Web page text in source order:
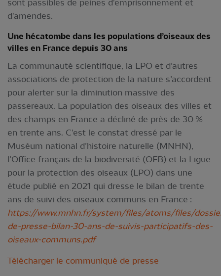
sont passibles de peines d'emprisonnement et
d'amendes.
Une hécatombe dans les populations d’oiseaux des
villes en France depuis 30 ans
La communauté scientifique, la LPO et d’autres
associations de protection de la nature s’accordent
pour alerter sur la diminution massive des
passereaux. La population des oiseaux des villes et
des champs en France a décliné de près de 30 %
en trente ans. C’est le constat dressé par le
Muséum national d’histoire naturelle (MNHN),
l’Office français de la biodiversité (OFB) et la Ligue
pour la protection des oiseaux (LPO) dans une
étude publié en 2021 qui dresse le bilan de trente
ans de suivi des oiseaux communs en France :
https://www.mnhn.fr/system/files/atoms/files/
de-presse-bilan-30-ans-de-suivis-participatifs-des-
oiseaux-communs.pdf
Télécharger le communiqué de presse